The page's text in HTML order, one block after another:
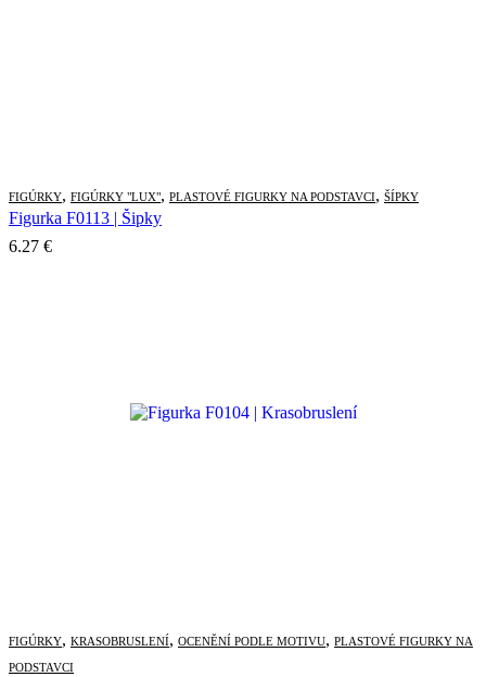
FIGÚRKY, FIGÚRKY "LUX", PLASTOVÉ FIGURKY NA PODSTAVCI, ŠÍPKY
Figurka F0113 | Šipky
6.27 €
FIGÚRKY, KRASOBRUSLENÍ, OCENĚNÍ PODLE MOTIVU, PLASTOVÉ FIGURKY NA
PODSTAVCI